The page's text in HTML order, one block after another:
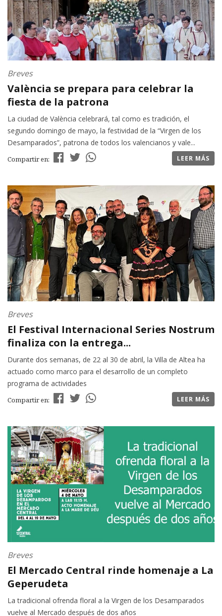
Breves
València se prepara para celebrar la
fiesta de la patrona
La ciudad de València celebrará, tal como es tradición, el
segundo domingo de mayo, la festividad de la “Virgen de los
Desamparados”, patrona de todos los valencianos y vale...
Compartir en: LEER MÁS
Breves
El Festival Internacional Series Nostrum
finaliza con la entrega...
Durante dos semanas, de 22 al 30 de abril, la Villa de Altea ha
actuado como marco para el desarrollo de un completo
programa de actividades
Compartir en: LEER MÁS
Breves
El Mercado Central rinde homenaje a La
Geperudeta
La tradicional ofrenda floral a la Virgen de los Desamparados
vuelve al Mercado después de dos años